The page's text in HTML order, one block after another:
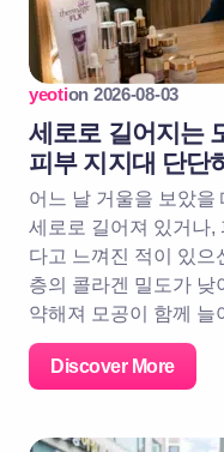
yeotion 2026-08-03
세로로 길어지는
피부 지지대 단단
어느 날 거울을 보았을
세로로 길어져 있거나,
다고 느껴진 적이 있으
층의 콜라겐 밀도가 낮
약해져 모공이 함께
Discover More